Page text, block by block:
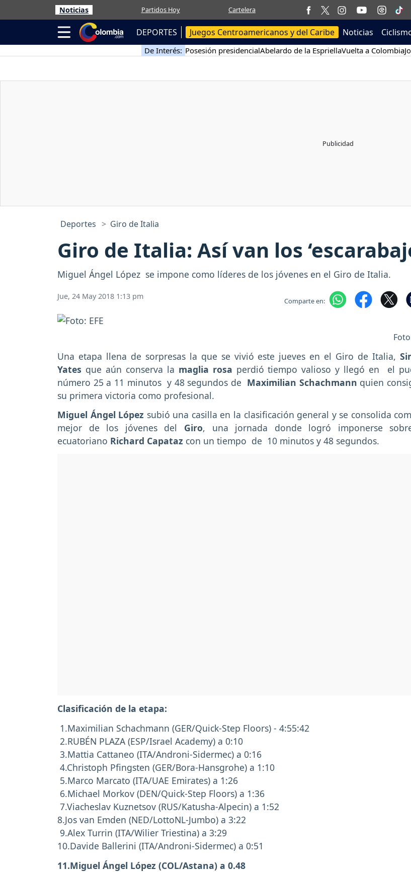
Noticias Partidos Hoy Cartelera
DEPORTES Juegos Centroamericanos y del Caribe Noticias
De Interés: Posesión presidencialAbelardo de la EspriellaVuelta a Colombia
Deportes Giro de Italia
Giro de Italia: Así van los
Miguel Ángel López se impone como líderes de los jóvenes en el Giro de Italia.
Jue, 24 May 2018 1:13 pm Comparte en:
Una etapa llena de sorpresas la que se vivió este jueves en el Giro de Italia,
Yates que aún conserva la maglia rosa perdió tiempo valioso y llegó en el
número 25 a 11 minutos y 48 segundos de Maximilian Schachmann quien
su primera victoria como profesional.
Miguel Ángel López subió una casilla en la clasificación general y se consolida
mejor de los jóvenes del Giro, una jornada donde logró imponerse
ecuatoriano Richard Capataz con un tiempo de 10 minutos y 48 segundos.
Clasificación de la etapa:
1.Maximilian Schachmann (GER/Quick-Step Floors) - 4:55:42
2.RUBÉN PLAZA (ESP/Israel Academy) a 0:10
3.Mattia Cattaneo (ITA/Androni-Sidermec) a 0:16
4.Christoph Pfingsten (GER/Bora-Hansgrohe) a 1:10
5.Marco Marcato (ITA/UAE Emirates) a 1:26
6.Michael Morkov (DEN/Quick-Step Floors) a 1:36
7.Viacheslav Kuznetsov (RUS/Katusha-Alpecin) a 1:52
8.Jos van Emden (NED/LottoNL-Jumbo) a 3:22
9.Alex Turrin (ITA/Wilier Triestina) a 3:29
10.Davide Ballerini (ITA/Androni-Sidermec) a 0:51
11.Miguel Ángel López (COL/Astana) a 0.48